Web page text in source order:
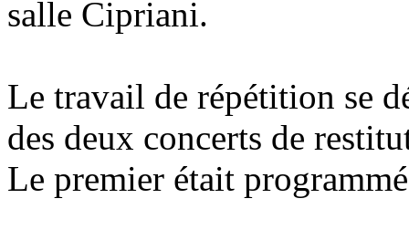
salle Cipriani.
Le travail de répétition se
des deux concerts de
Le premier était